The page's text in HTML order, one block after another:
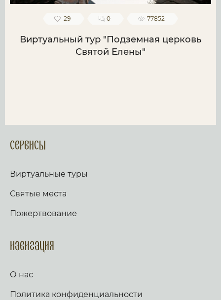
29 0 77852
Виртуальный тур "Подземная церковь
Святой Елены"
Сервисы
Виртуальные туры
Святые места
Пожертвование
Навигация
О нас
Политика конфиденциальности